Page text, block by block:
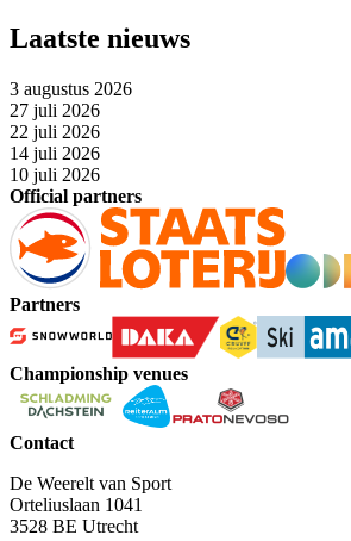
Laatste nieuws
3 augustus 2026
27 juli 2026
22 juli 2026
14 juli 2026
10 juli 2026
Official partners
Partners
Championship venues
Contact
De Weerelt van Sport
Orteliuslaan 1041
3528 BE Utrecht